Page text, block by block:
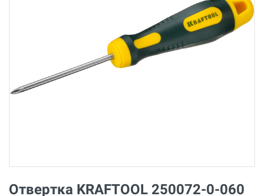
Отвертка KRAFTOOL 250072-0-060